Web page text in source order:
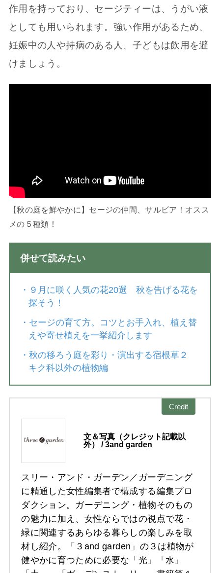
作用を持っており、セージティーは、うがい液
としても用いられます。強い作用があるため、
妊娠中の人や持病のある人、子どもは飲用を避
けましょう。
【秋の庭を鮮やかに】セージの仲間、サルビア！オスス
メの５種類！
併せて読みたい
・ ９月に咲く人気の花20選 秋を告げる花を
探そう！
・ セージの育て方。コツとお手入れ、植え替
えや寄せ植えを一挙紹介します
・ 秋の移ろう庭を彩り・演出する宿根草２
キク科以外の植物編
Credit
文＆写真（クレジット記載以
外） / 3and garden
スリー・アンド・ガーデン／ガーデニング
に精通した女性編集者で構成する編集プロ
ダクション。ガーデニング・植物そのもの
の魅力に加え、女性ならではの視点で花・
緑に関連するあらゆる暮らしの楽しみを取
材し紹介。「３and garden」の３は植物が
健やかに育つために必要な「光」「水」